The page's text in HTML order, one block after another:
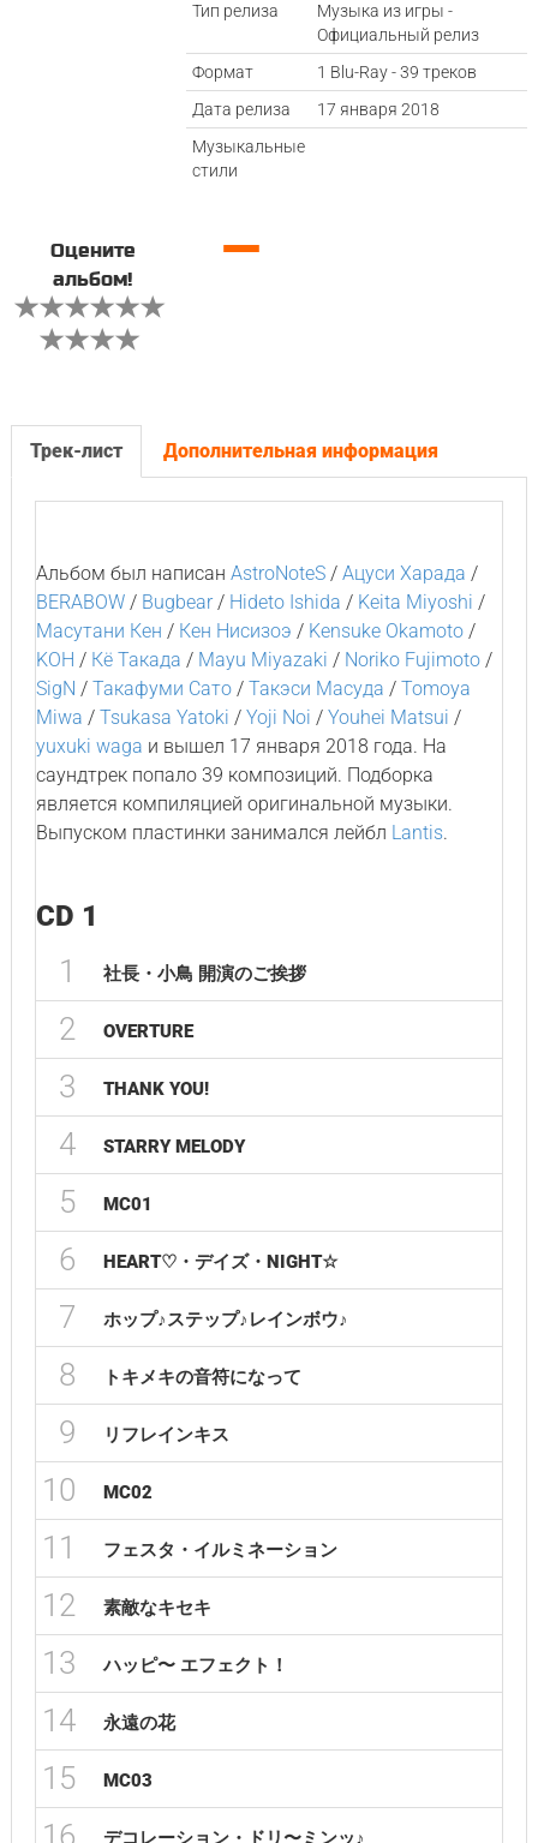
Тип релиза
Музыка из игры -
Официальный релиз
Формат
1 Blu-Ray - 39 треков
Дата релиза
17 января 2018
Музыкальные
стили
Оцените
альбом!
—
Трек-лист Дополнительная информация
Альбом был написан AstroNoteS/ Ацуси Харада /
BERABOW/ Bugbear/ Hideto Ishida / Keita Miyoshi /
Масутани Кен / Кен Нисизоэ / Kensuke Okamoto/
KOH / Кё Такада / Mayu Miyazaki / Noriko Fujimoto/
SigN / Такафуми Сато/ Такэси Масуда / Tomoya
Miwa / Tsukasa Yatoki / Yoji Noi / Youhei Matsui /
yuxuki waga и вышел 17 января 2018 года. На
саундтрек попало 39 композиций. Подборка
является компиляцией оригинальной музыки.
Выпуском пластинки занимался лейбл Lantis.
CD 1
1 社長・小鳥 開演のご挨拶
2 OVERTURE
3 THANK YOU!
4 STARRY MELODY
5 MC01
6 HEART♡・デイズ・NIGHT☆
7 ホップ♪ステップ♪レインボウ♪
8 トキメキの音符になって
9 リフレインキス
10 MC02
11 フェスタ・イルミネーション
12 素敵なキセキ
13 ハッピ〜 エフェクト！
14 永遠の花
15 MC03
16 デコレーション・ドリ〜ミンッ♪